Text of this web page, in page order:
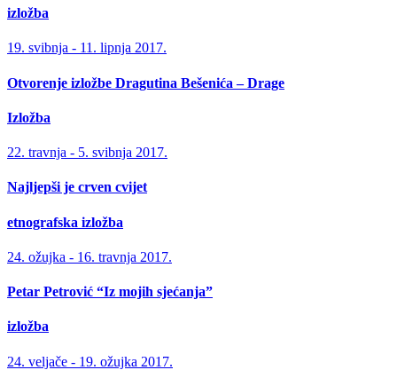
izložba
19. svibnja - 11. lipnja 2017.
Otvorenje izložbe Dragutina Bešenića – Drage
Izložba
22. travnja - 5. svibnja 2017.
Najljepši je crven cvijet
etnografska izložba
24. ožujka - 16. travnja 2017.
Petar Petrović “Iz mojih sjećanja”
izložba
24. veljače - 19. ožujka 2017.